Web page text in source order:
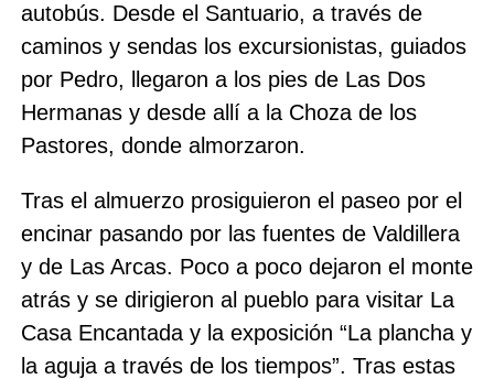
autobús. Desde el Santuario, a través de
caminos y sendas los excursionistas, guiados
por Pedro, llegaron a los pies de Las Dos
Hermanas y desde allí a la Choza de los
Pastores, donde almorzaron.
Tras el almuerzo prosiguieron el paseo por el
encinar pasando por las fuentes de Valdillera
y de Las Arcas. Poco a poco dejaron el monte
atrás y se dirigieron al pueblo para visitar La
Casa Encantada y la exposición “La plancha y
la aguja a través de los tiempos”. Tras estas